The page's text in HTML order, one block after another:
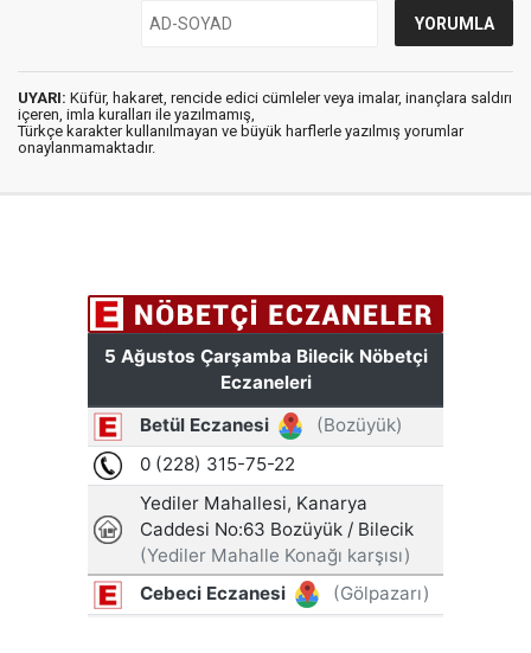
UYARI: Küfür, hakaret, rencide edici cümleler veya imalar, inançlara saldırı
içeren, imla kuralları ile yazılmamış,
Türkçe karakter kullanılmayan ve büyük harflerle yazılmış yorumlar
onaylanmamaktadır.